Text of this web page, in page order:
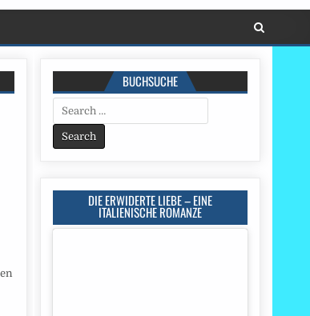
BUCHSUCHE
Search
for:
DIE ERWIDERTE LIEBE – EINE
ITALIENISCHE ROMANZE